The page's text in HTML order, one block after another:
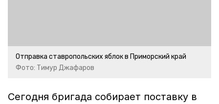
Отправка ставропольских яблок в Приморский край
Фото: Тимур Джафаров
Сегодня бригада собирает поставку в